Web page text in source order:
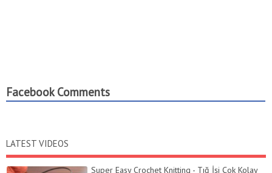
Facebook Comments
LATEST VIDEOS
Super Easy Crochet Knitting - Tığ İşi Çok Kolay